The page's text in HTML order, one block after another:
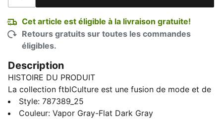
Cet article est éligible à la livraison gratuite!
Retours gratuits sur toutes les commandes
éligibles.
Description
HISTOIRE DU PRODUIT
La collection ftblCulture est une fusion de mode et de
soccer, et célèbre l'héritage du club avec un design
audacieux et un style intemporel. Ce chandail en
Style: 787389_25
Couleur: Vapor Gray-Flat Dark Gray